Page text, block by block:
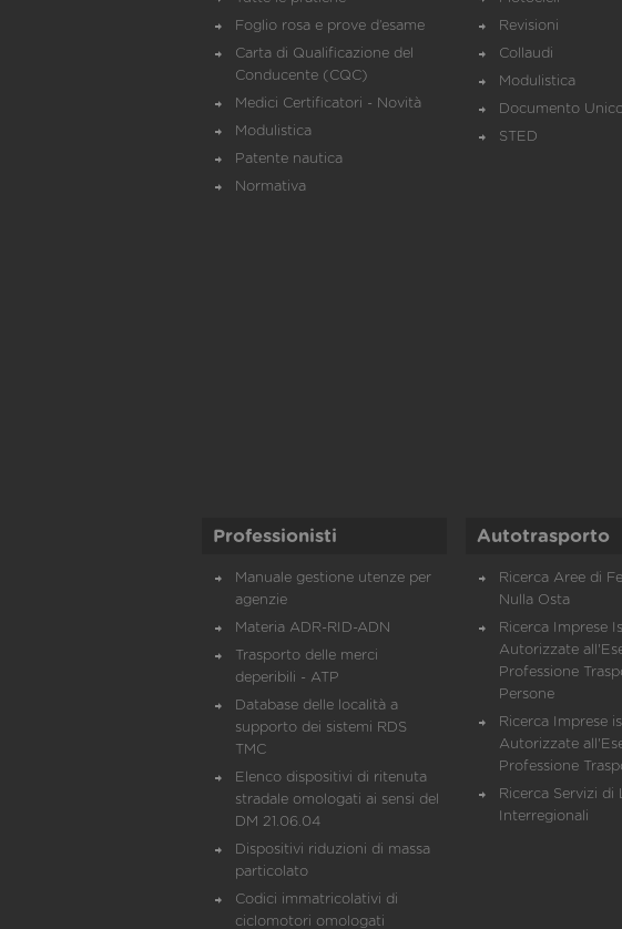
Foglio rosa e prove d’esame
Carta di Qualificazione del
Conducente (CQC)
Medici Certificatori - Novità
Modulistica
Patente nautica
Normativa
Revisioni
Collaudi
Modulistica
Documento
STED
Professionisti
Manuale gestione utenze per
agenzie
Materia ADR-RID-ADN
Trasporto delle merci
deperibili - ATP
Database delle località a
supporto dei sistemi RDS
TMC
Elenco dispositivi di ritenuta
stradale omologati ai sensi del
DM 21.06.04
Dispositivi riduzioni di massa
particolato
Codici immatricolativi di
ciclomotori omologati
Autotrasporto
Ricerca Aree di
Nulla Osta
Ricerca Imprese
Autorizzate
Professione
Persone
Ricerca Imprese
Autorizzate
Professione
Ricerca Servizi di
Interregionali